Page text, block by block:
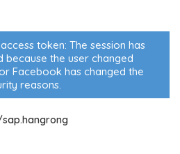
token: The session has
because the user changed
Facebook has changed the
reasons.